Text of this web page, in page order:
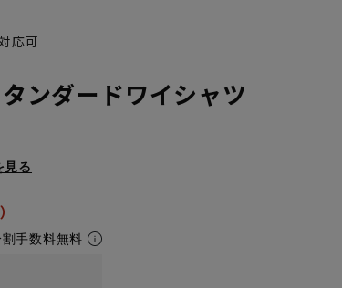
応可
ンダードワイシャツ
見る
手数料無料